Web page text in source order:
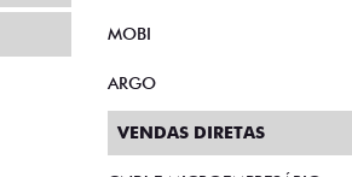
MOBI
ARGO
VENDAS DIRETAS